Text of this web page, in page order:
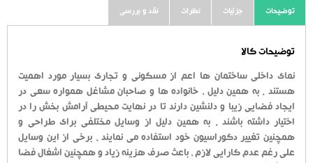
توضیحات جزئیات نظرات نقد و بررسی
توضیحات کالا
نمای داخلی ساختمان ها اعم از مسکونی و تجاری بسیار مورد اهمیت
هستند . به همین دلیل ، خانواده ها و صاحبان مشاغل همواره سعی در
ایجاد فضایی زیبا و دلنشین دارند تا در نهایت محیطی آرامش بخش را در
اختیار داشته باشند . به همین دلیل از وسایل مختلفی برای طراحی و
همچنین تغییر دکوراسیون خود استفاده می نمایند . برخی از این وسایل
علی رغم عدم کارایی لازم ، باعث صرف هزینه زیاد و همچنین اشغال فضا